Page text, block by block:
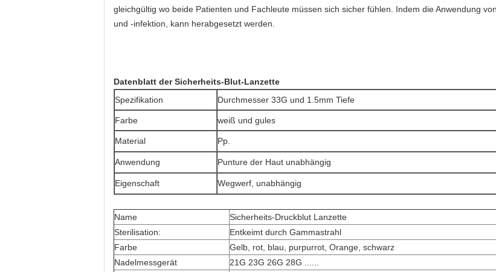
gleichgültig wo beide Patienten und Fachleute müssen sich sicher fühlen. Indem die Anwendung
und -infektion, kann herabgesetzt werden.
Datenblatt derSicherheits-Blut-Lanzette
Spezifikation
Durchmesser 33G und 1.5mm Tiefe
Farbe weiß und gules
Material Pp.
Anwendung Punture der Haut unabhängig
Eigenschaft Wegwerf, unabhängig
Name
Sicherheits-Druckblut Lanzette
Sterilisation:
Entkeimt durch Gammastrahl
Farbe
Gelb, rot, blau, purpurrot, Orange, schwarz
Nadelmessgerät
21G 23G 26G 28G ......